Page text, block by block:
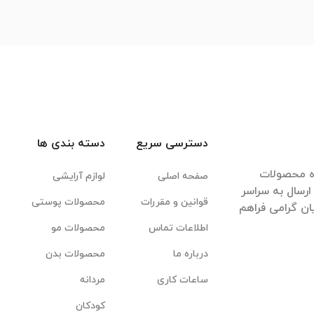
محصولات
به سراسر
گرامی فراهم
دسترسی سریع
صفحه اصلی
قوانین و مقررات
اطلاعات تماس
درباره ما
ساعات کاری
دسته بندی ها
لوازم آرایشی
محصولات پوستی
محصولات مو
محصولات بدن
مردانه
کودکان